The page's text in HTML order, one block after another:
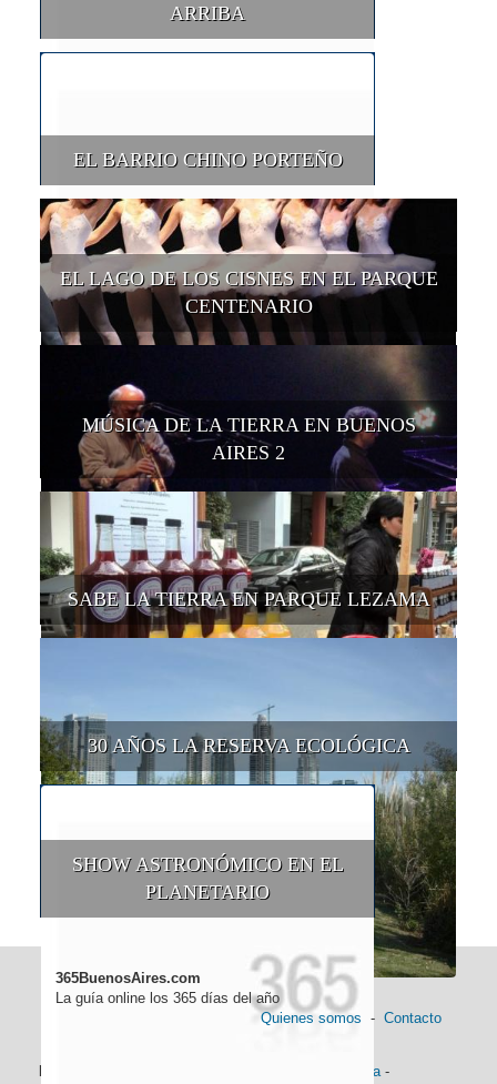
ARRIBA
EL BARRIO CHINO PORTEÑO
EL LAGO DE LOS CISNES EN EL PARQUE
CENTENARIO
MÚSICA DE LA TIERRA EN BUENOS
AIRES 2
SABE LA TIERRA EN PARQUE LEZAMA
30 AÑOS LA RESERVA ECOLÓGICA
SHOW ASTRONÓMICO EN EL
PLANETARIO
365BuenosAires.com
La guía online los 365 días del año
Quienes somos - Contacto
Historia -